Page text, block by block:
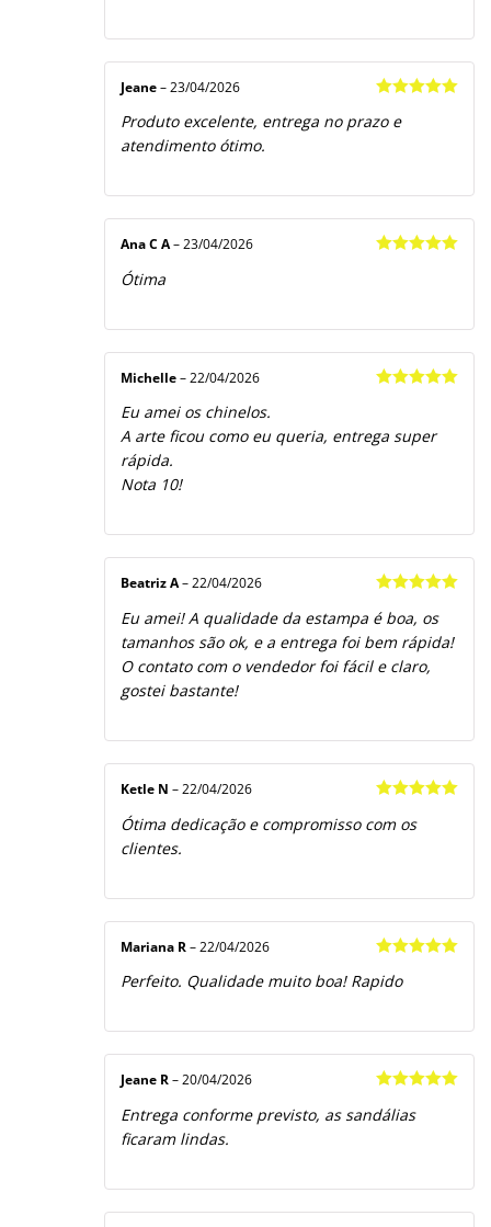
de 5
Jeane – 23/04/2026
Produto excelente, entrega no prazo e
atendimento ótimo.
Ana C A– 23/04/2026
Ótima
Michelle – 22/04/2026
Eu amei os chinelos.
A arte ficou como eu queria, entrega super
rápida.
Nota 10!
de 5
Beatriz A– 22/04/2026
Eu amei! A qualidade da estampa é boa, os
tamanhos são ok, e a entrega foi bem rápida!
O contato com o vendedor foi fácil e claro,
gostei bastante!
de 5
Ketle N – 22/04/2026
Ótima dedicação e compromisso com os
clientes.
de 5
Mariana R – 22/04/2026
Perfeito. Qualidade muito boa! Rapido
de 5
Jeane R – 20/04/2026
Entrega conforme previsto, as sandálias
ficaram lindas.